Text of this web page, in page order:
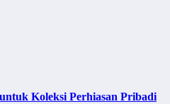
Koleksi Perhiasan Pribadi